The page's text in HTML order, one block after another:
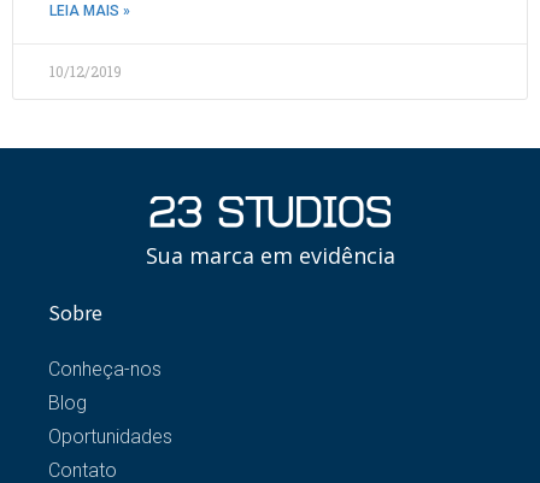
LEIA MAIS »
10/12/2019
Sua marca em evidência
Sobre
Conheça-nos
Blog
Oportunidades
Contato